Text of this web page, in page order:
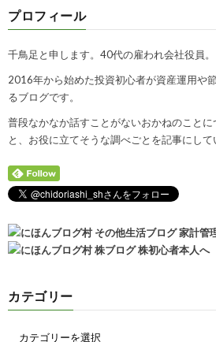
プロフィール
千鳥足と申します。40代の雇われ会社役員。
2016年から始めた投資初心者が資産運用や
るブログです。
普段なかなか話すことがないおかねのこと
と、お役に立てそうな調べごとを記事にして
カテゴリー